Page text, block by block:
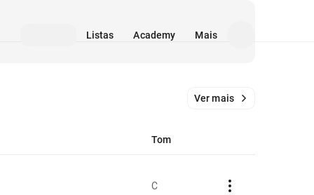
Listas Academy Mais
Ver mais
Tom
C